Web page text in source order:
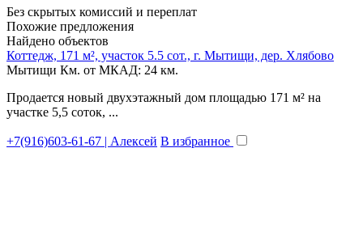
Без скрытых комиссий и переплат
Похожие предложения
Найдено объектов
Коттедж, 171 м², участок 5.5 сот., г. Мытищи, дер. Хлябово
Мытищи Км. от МКАД: 24 км.
Продается новый двухэтажный дом площадью 171 м² на
участке 5,5 соток, ...
+7(916)603-61-67 | Алексей В избранное